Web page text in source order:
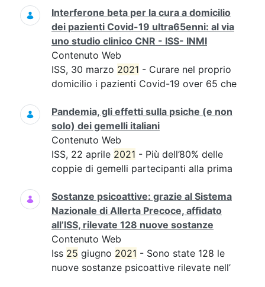
Interferone beta per la cura a domicilio
dei pazienti Covid-19 ultra65enni: al via
uno studio clinico CNR - ISS- INMI
Contenuto Web
ISS, 30 marzo 2021 - Curare nel proprio
domicilio i pazienti Covid-19 over 65 che
Pandemia, gli effetti sulla psiche (e non
solo) dei gemelli italiani
Contenuto Web
ISS, 22 aprile 2021 - Più dell’80% delle
coppie di gemelli partecipanti alla prima
Sostanze psicoattive: grazie al Sistema
Nazionale di Allerta Precoce, affidato
all’ISS, rilevate 128 nuove sostanze
Contenuto Web
Iss 25 giugno 2021 - Sono state 128 le
nuove sostanze psicoattive rilevate nell’